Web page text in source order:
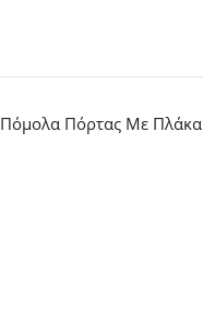
Πόμολα Πόρτας Με Πλάκα